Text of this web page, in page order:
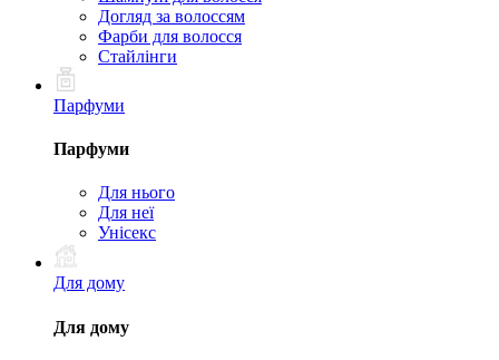
Догляд за волоссям
Фарби для волосся
Стайлінги
Парфуми
Парфуми
Для нього
Для неї
Унісекс
Для дому
Для дому